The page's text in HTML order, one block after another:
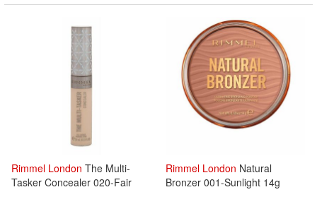
Rimmel London The Multi-
Tasker Concealer 020-Fair
Rimmel London Natural
Bronzer 001-Sunlight 14g